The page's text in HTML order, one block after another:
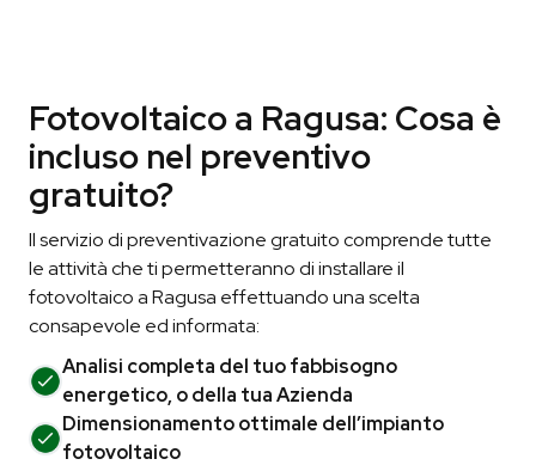
Fotovoltaico a Ragusa: Cosa è
incluso nel preventivo
gratuito?
Il servizio di preventivazione gratuito comprende tutte
le attività che ti permetteranno di installare il
fotovoltaico a Ragusa effettuando una scelta
consapevole ed informata:
Analisi completa del tuo fabbisogno
energetico, o della tua Azienda
Dimensionamento ottimale dell’impianto
fotovoltaico